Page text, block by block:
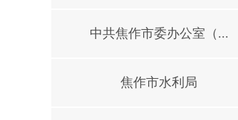
中共焦作市委办公室（...
焦作市水利局